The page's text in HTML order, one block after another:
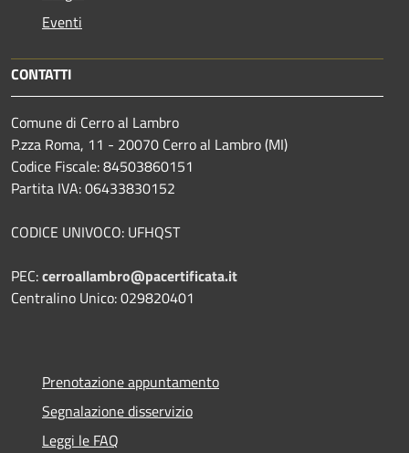
Eventi
CONTATTI
Comune di Cerro al Lambro
P.zza Roma, 11 - 20070 Cerro al Lambro (MI)
Codice Fiscale: 84503860151
Partita IVA: 06433830152
CODICE UNIVOCO: UFHQST
PEC:cerroallambro@pacertificata.it
Centralino Unico: 029820401
Prenotazione appuntamento
Segnalazione disservizio
Leggi le FAQ